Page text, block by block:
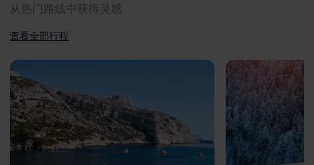
从热门路线中获得灵感
查看全部行程